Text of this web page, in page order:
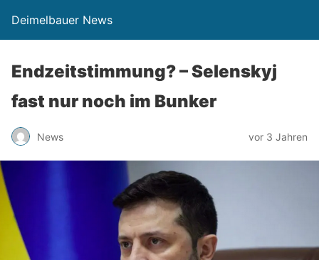
Deimelbauer News
Endzeitstimmung? – Selenskyj
fast nur noch im Bunker
News vor 3 Jahren